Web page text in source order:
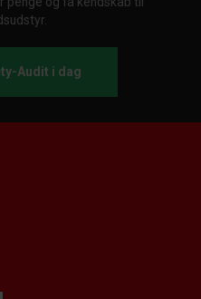
Audit i dag